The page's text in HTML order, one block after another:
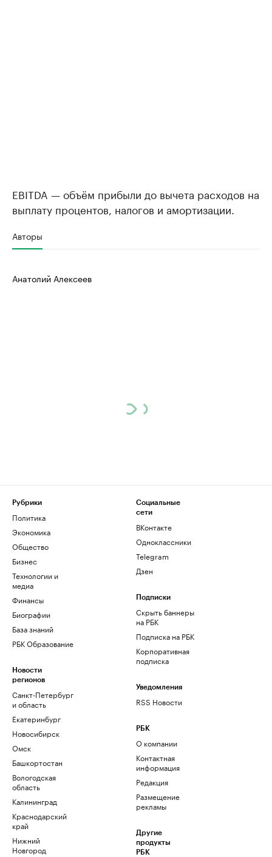
EBITDA — объём прибыли до вычета расходов на
выплату процентов, налогов и амортизации.
Авторы
Анатолий Алексеев
Рубрики
Политика
Экономика
Общество
Бизнес
Технологии и
медиа
Финансы
Биографии
База знаний
РБК Образование
Новости
регионов
Санкт-Петербург
и область
Екатеринбург
Новосибирск
Омск
Башкортостан
Вологодская
область
Калининград
Краснодарский
край
Нижний
Новгород
Социальные
сети
ВКонтакте
Одноклассники
Telegram
Дзен
Подписки
Скрыть баннеры
на РБК
Подписка на РБК
Корпоративная
подписка
Уведомления
RSS Новости
РБК
О компании
Контактная
информация
Редакция
Размещение
рекламы
Другие
продукты
РБК